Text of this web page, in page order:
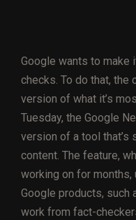
Google wants to
checks. To do that, the
version of what it’s
Tuesday, the Google
version of a tool
content. The feature,
working on for
Google products, such
work from fact-